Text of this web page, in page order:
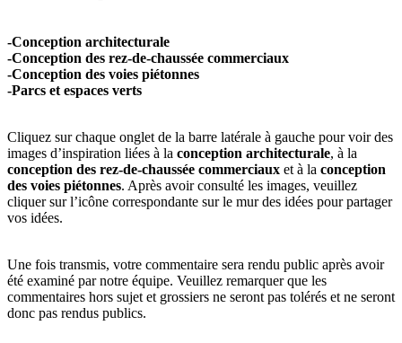
-Conception architecturale
-Conception des rez-de-chaussée commerciaux
-Conception des voies piétonnes
-Parcs et espaces verts
Cliquez sur chaque onglet de la barre latérale à gauche pour voir des
images d’inspiration liées à la conception architecturale, à la
conception des rez-de-chaussée commerciaux et à la conception
des voies piétonnes. Après avoir consulté les images, veuillez
cliquer sur l’icône correspondante sur le mur des idées pour partager
vos idées.
Une fois transmis, votre commentaire sera rendu public après avoir
été examiné par notre équipe. Veuillez remarquer que les
commentaires hors sujet et grossiers ne seront pas tolérés et ne seront
donc pas rendus publics.